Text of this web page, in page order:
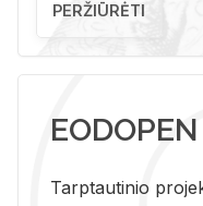
PERŽIŪRĖTI
EODOPEN
Tarp­tau­ti­nio